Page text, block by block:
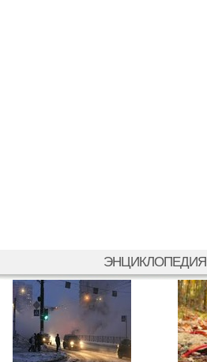
ЭНЦИКЛОПЕДИЯ